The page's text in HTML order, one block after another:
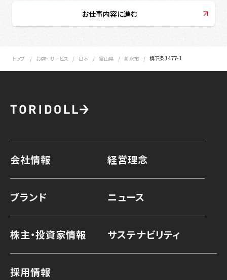
お仕事内容に進む
トップ お店・ サービス 日本 富山県 射水市 橋下条1477-1
会社情報 経営理念
ブランド ニュース
株主・投資家情報 サステナビリティ
採用情報